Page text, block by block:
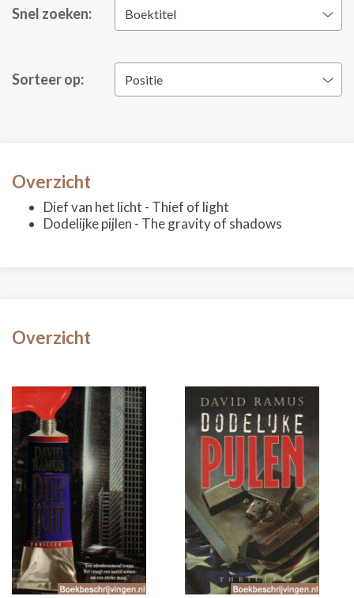
Snel zoeken: Boektitel
Sorteer op: Positie
Overzicht
Dief van het licht - Thief of light
Dodelijke pijlen - The gravity of shadows
Overzicht